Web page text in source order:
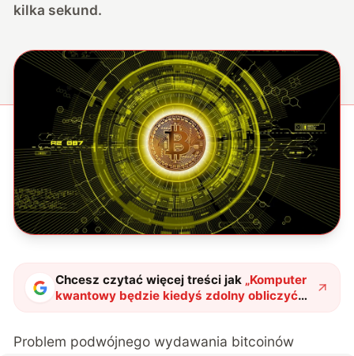
kilka sekund.
Chcesz czytać więcej treści jak „Komputer
kwantowy będzie kiedyś zdolny obliczyć
wszystkie bitcoiny w zaledwie kilka
Problem podwójnego wydawania bitcoinów